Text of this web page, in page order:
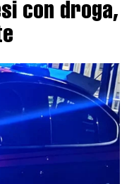
con droga,